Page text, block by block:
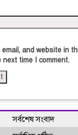
email, and website in
time I comment.
সর্বশেষ সংবাদ